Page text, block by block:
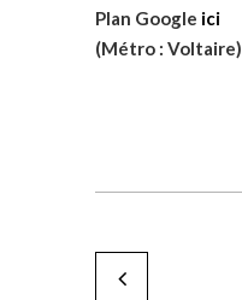
Plan Google ici
(Métro : Voltaire)